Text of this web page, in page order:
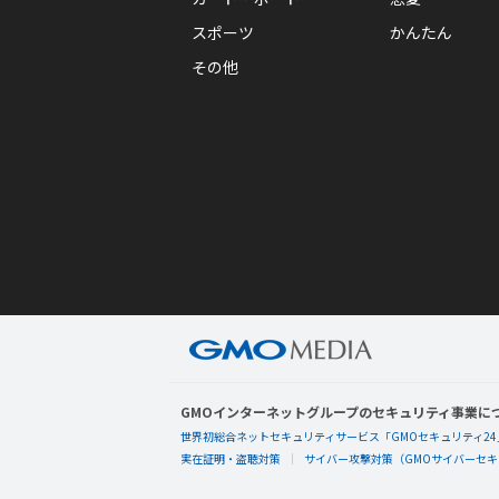
スポーツ
かんたん
その他
GMOインターネットグループのセキュリティ事業に
世界初総合ネットセキュリティサービス「GMOセキュリティ
実在証明・盗聴対策
サイバー攻撃対策（GMOサイバーセ